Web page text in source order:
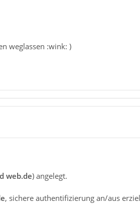
weglassen :wink: )
web.de) angelegt.
, sichere authentifizierung an/aus